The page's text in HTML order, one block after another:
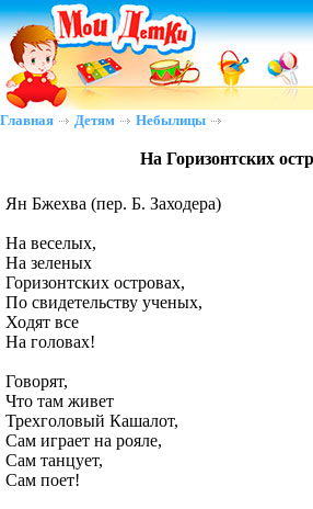
Главная Детям Небылицы
На Горизонтских
Ян Бжехва (пер. Б. Заходера)
На веселых,
На зеленых
Горизонтских островах,
По свидетельству ученых,
Ходят все
На головах!
Говорят,
Что там живет
Трехголовый Кашалот,
Сам играет на рояле,
Сам танцует,
Сам поет!